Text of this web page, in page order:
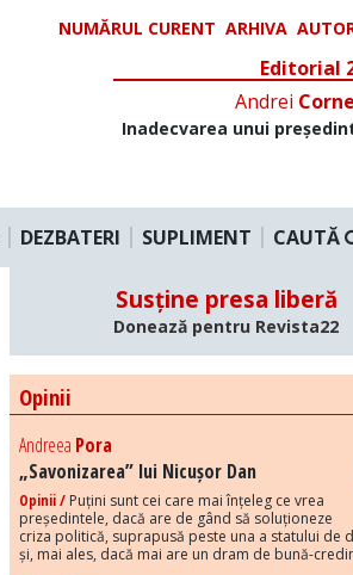
NUMĂRUL CURENT ARHIVA
Editorial
Andrei
Inadecvarea unui
DEZBATERI SUPLIMENT CAUTĂ
Susține presa liberă
Donează pentru Revista22
Opinii
Andreea Pora
„Savonizarea” lui Nicușor Dan
Opinii / Puțini sunt cei care mai înțeleg ce vrea
președintele, dacă are de gând să soluționeze
criza politică, suprapusă peste una a statului de
și, mai ales, dacă mai are un dram de bună-